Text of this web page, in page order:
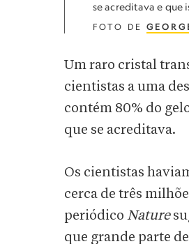
se acreditava e que
FOTO DE
Um raro cristal
cientistas a uma
contém 80% do
que se acreditava.
Os cientistas
cerca de três
periódico Nature
que grande parte